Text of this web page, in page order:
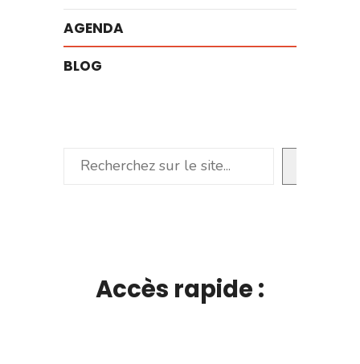
AGENDA
BLOG
Rechercher
Accès rapide :